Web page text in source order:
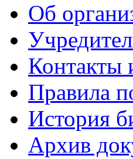
Об
Контакты
Правила
История
Архив